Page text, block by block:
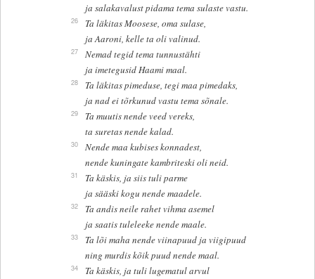
ja salakavalust pidama tema sulaste vastu.
26
Ta läkitas Moosese, oma sulase,
ja Aaroni, kelle ta oli valinud.
27
Nemad tegid tema tunnustähti
ja imetegusid Haami maal.
28
Ta läkitas pimeduse, tegi maa pimedaks,
ja nad ei tõrkunud vastu tema sõnale.
29
Ta muutis nende veed vereks,
ta suretas nende kalad.
30
Nende maa kubises konnadest,
nende kuningate kambriteski oli neid.
31
Ta käskis, ja siis tuli parme
ja sääski kogu nende maadele.
32
Ta andis neile rahet vihma asemel
ja saatis tuleleeke nende maale.
33
Ta lõi maha nende viinapuud ja viigipuud
ning murdis kõik puud nende maal.
34
Ta käskis, ja tuli lugematul arvul